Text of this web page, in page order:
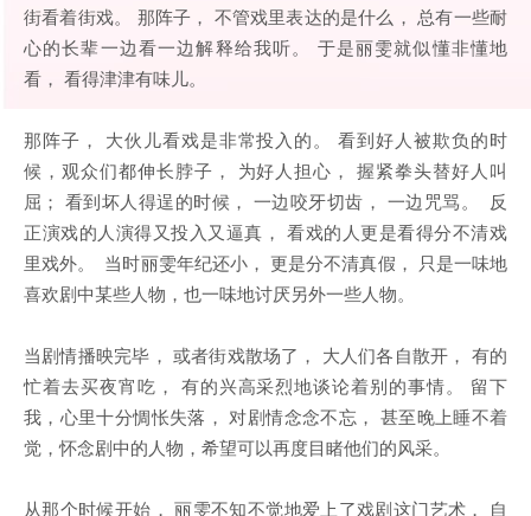
街看着街戏。 那阵子， 不管戏里表达的是什么， 总有一些耐
心的长辈一边看一边解释给我听。 于是丽雯就似懂非懂地
看， 看得津津有味儿。
那阵子， 大伙儿看戏是非常投入的。 看到好人被欺负的时
候，观众们都伸长脖子， 为好人担心， 握紧拳头替好人叫
屈； 看到坏人得逞的时候， 一边咬牙切齿， 一边咒骂。 反
正演戏的人演得又投入又逼真， 看戏的人更是看得分不清戏
里戏外。 当时丽雯年纪还小， 更是分不清真假， 只是一味地
喜欢剧中某些人物，也一味地讨厌另外一些人物。
当剧情播映完毕， 或者街戏散场了， 大人们各自散开， 有的
忙着去买夜宵吃， 有的兴高采烈地谈论着别的事情。 留下
我，心里十分惆怅失落， 对剧情念念不忘， 甚至晚上睡不着
觉，怀念剧中的人物，希望可以再度目睹他们的风采。
从那个时候开始， 丽雯不知不觉地爱上了戏剧这门艺术， 自